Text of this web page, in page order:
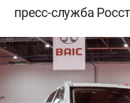
пресс-служба